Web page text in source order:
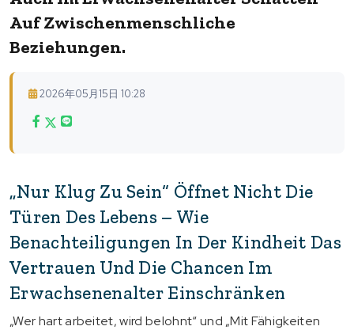
Auf Zwischenmenschliche
Beziehungen.
2026年05月15日 10:28
„Nur Klug Zu Sein“ Öffnet Nicht Die
Türen Des Lebens – Wie
Benachteiligungen In Der Kindheit Das
Vertrauen Und Die Chancen Im
Erwachsenenalter Einschränken
„Wer hart arbeitet, wird belohnt“ und „Mit Fähigkeiten